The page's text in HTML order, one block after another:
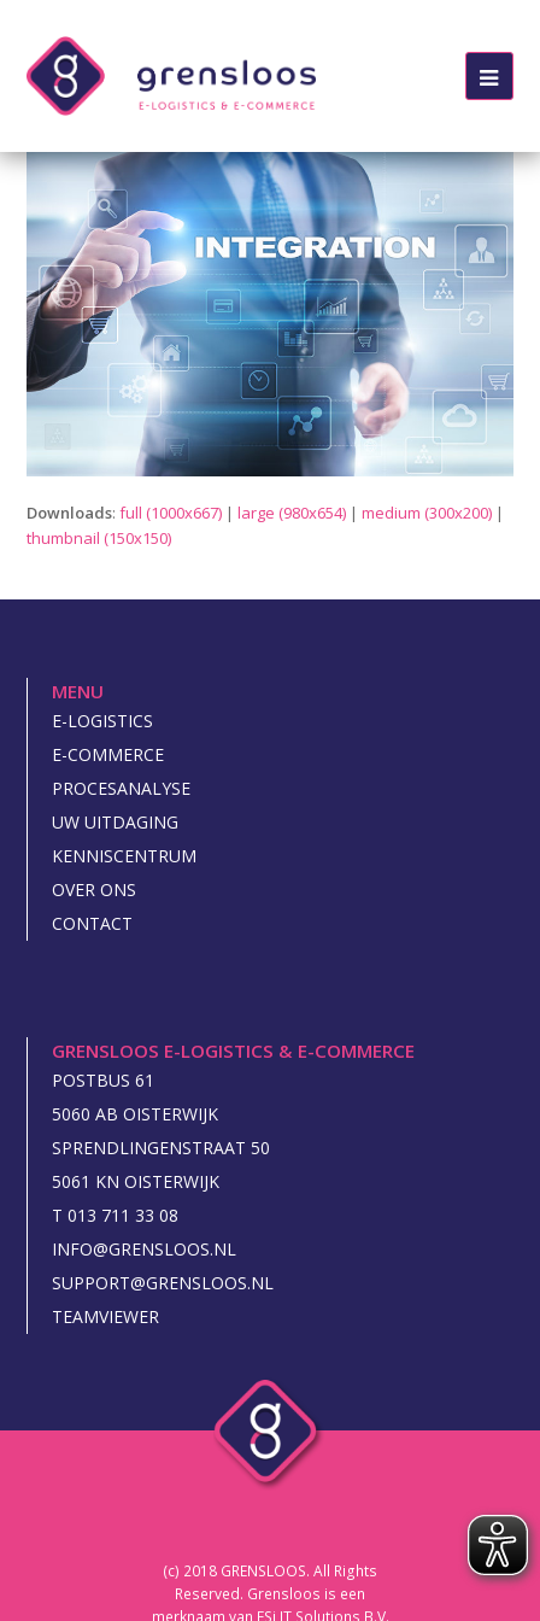
Downloads:full (1000x667) |large (980x654) |medium (300x200) |
thumbnail (150x150)
MENU
E-LOGISTICS
E-COMMERCE
PROCESANALYSE
UW UITDAGING
KENNISCENTRUM
OVER ONS
CONTACT
GRENSLOOS E-LOGISTICS & E-COMMERCE
POSTBUS 61
5060 AB OISTERWIJK
SPRENDLINGENSTRAAT 50
5061 KN OISTERWIJK
T 013 711 33 08
INFO@GRENSLOOS.NL
SUPPORT@GRENSLOOS.NL
TEAMVIEWER
(c) 2018 GRENSLOOS. All Rights
Reserved. Grensloos is een
merknaam van ESi IT Solutions B.V.